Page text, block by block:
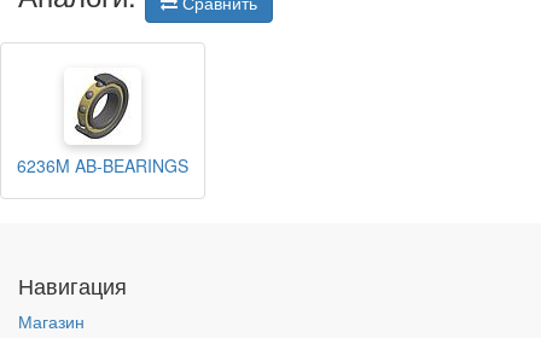
6236M AB-BEARINGS
Навигация
Магазин